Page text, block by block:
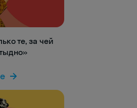
те, за чей